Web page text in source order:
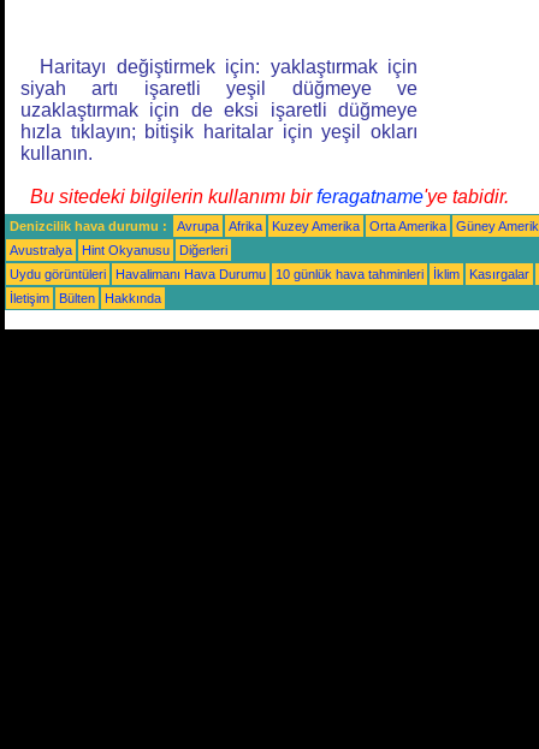
Haritayı değiştirmek için: yaklaştırmak için
siyah artı işaretli yeşil düğmeye ve
uzaklaştırmak için de eksi işaretli düğmeye
hızla tıklayın; bitişik haritalar için yeşil okları
kullanın.
Bu sitedeki bilgilerin kullanımı birferagatname'ye tabidir.
Denizcilik hava durumu : Avrupa Afrika Kuzey Amerika Orta Amerika
Güney
Avustralya
Hint Okyanusu
Diğerleri
Uydu görüntüleri
Havalimanı Hava Durumu 10 günlük hava tahminleri İklim
Kasırgalar
İletişim
Bülten Hakkında